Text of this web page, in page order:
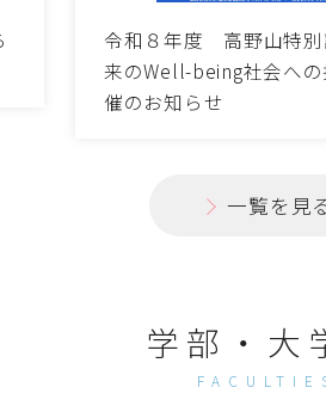
令和８年度 高野山特別
来のWell-being社会へ
催のお知らせ
一覧を見
学部・大